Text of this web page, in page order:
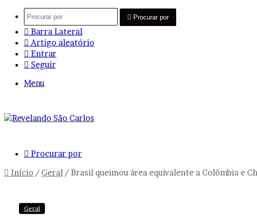
Procurar por
Barra Lateral
Artigo aleatório
Entrar
Seguir
Menu
Procurar por
Início / Geral / Brasil queimou área equivalente a Colômbia e
Geral